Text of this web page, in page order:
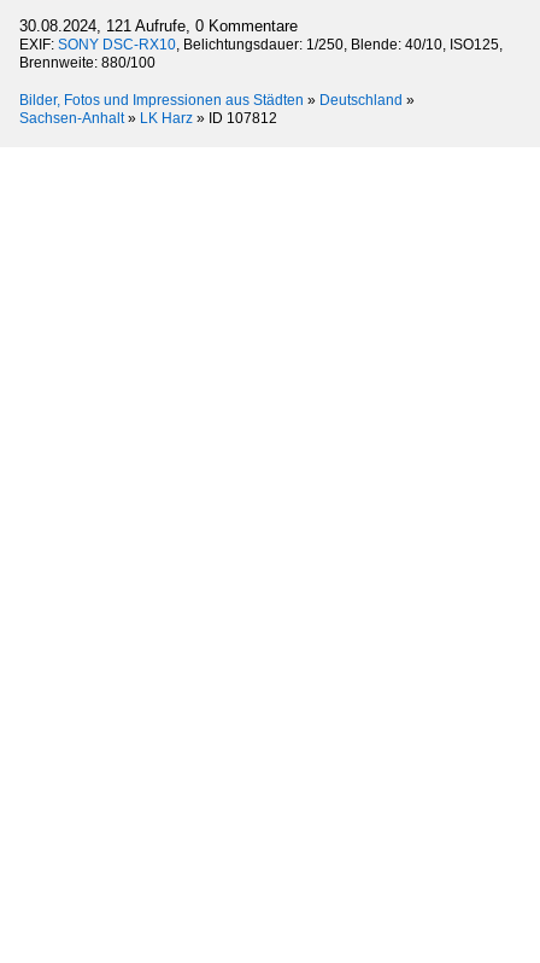
30.08.2024, 121 Aufrufe, 0 Kommentare
EXIF: SONY DSC-RX10 , Belichtungsdauer: 1/250, Blende: 40/10, ISO125,
Brennweite: 880/100
Bilder, Fotos und Impressionen aus Städten » Deutschland »
Sachsen-Anhalt» LK Harz » ID 107812